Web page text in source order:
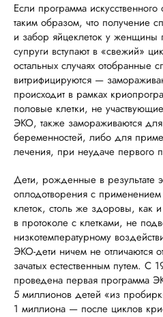
Если программа
таким образом, что получение
и забор яйцеклеток у женщины
супруги вступают в «свежий»
остальных случаях отобранные
витрифицируются —
происходит в рамках
половые клетки, не
ЭКО, также замораживаются
беременностей, либо для
лечения, при неудаче первого
Дети, рожденные в результате
оплодотворения с
клеток, столь же здоровы, как
в протоколе с клетками, не
низкотемпературному
ЭКО-дети ничем не отличаются
зачатых естественным путем. С
проведена первая программа
5 миллионов детей «из
1 миллиона — после циклов